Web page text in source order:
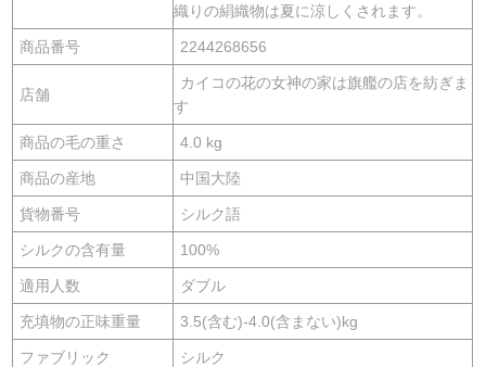
織りの絹織物は夏に涼しくされます。
商品番号 2244268656
店舗
カイコの花の女神の家は旗艦の店を紡ぎま
す
商品の毛の重さ 4.0 kg
商品の産地 中国大陸
貨物番号 シルク語
シルクの含有量 100%
適用人数 ダブル
充填物の正味重量 3.5(含む)-4.0(含まない)kg
ファブリック シルク